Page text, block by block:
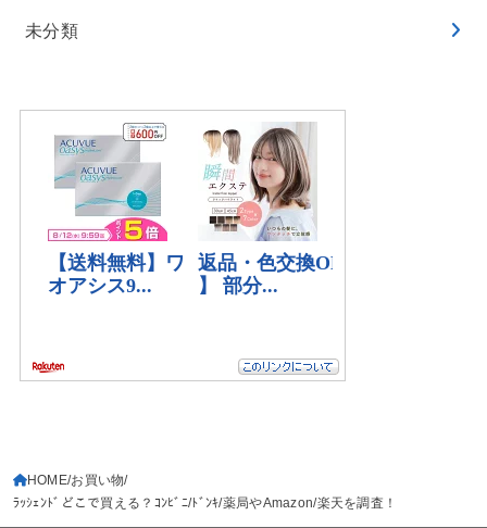
未分類
HOME お買い物
ﾗｯｼｪﾝﾄﾞどこで買える？ｺﾝﾋﾞﾆ/ﾄﾞﾝｷ/薬局やAmazon/楽天を調査！